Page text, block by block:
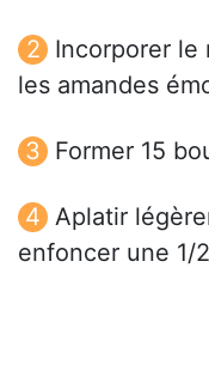
Incorporer le
les amandes
Former 15
Aplatir
enfoncer une 1/